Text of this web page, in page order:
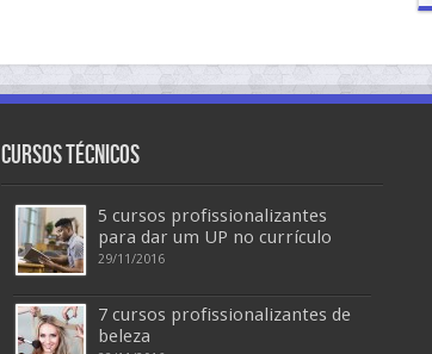
Cursos Técnicos
5 cursos profissionalizantes
para dar um UP no currículo
29/11/2016
7 cursos profissionalizantes de
beleza